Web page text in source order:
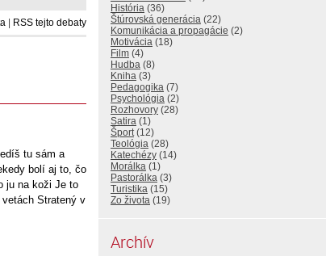
| RSS tejto debaty
tu sám a
bolí aj to, čo
ju na koži Je to
Stratený v
História (36)
Štúrovská generácia (22)
Komunikácia a propagácie (2)
Motivácia (18)
Film (4)
Hudba (8)
Kniha (3)
Pedagogika (7)
Psychológia (2)
Rozhovory (28)
Satira (1)
Šport(12)
Teológia (28)
Katechézy (14)
Morálka (1)
Pastorálka (3)
Turistika (15)
Zo života (19)
Archív